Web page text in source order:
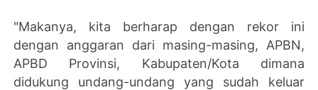
"Makanya, kita berharap dengan rekor ini
dengan anggaran dari masing-masing, APBN,
APBD Provinsi, Kabupaten/Kota dimana
didukung undang-undang yang sudah keluar